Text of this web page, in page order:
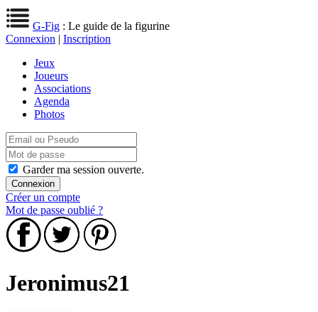
G-Fig : Le guide de la figurine
Connexion | Inscription
Jeux
Joueurs
Associations
Agenda
Photos
Garder ma session ouverte.
Créer un compte
Mot de passe oublié ?
Jeronimus21